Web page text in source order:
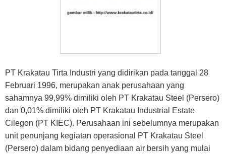
PT Krakatau Tirta Industri yang didirikan pada tanggal 28
Februari 1996, merupakan anak perusahaan yang
sahamnya 99,99% dimiliki oleh PT Krakatau Steel (Persero)
dan 0,01% dimiliki oleh PT Krakatau Industrial Estate
Cilegon (PT KIEC). Perusahaan ini sebelumnya merupakan
unit penunjang kegiatan operasional PT Krakatau Steel
(Persero) dalam bidang penyediaan air bersih yang mulai